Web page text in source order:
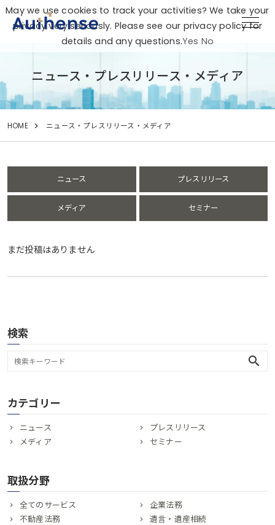
ニュース・プレスリリース・メディア
HOME ニュース・プレスリリース・メディア
ニュース プレスリリース
メディア セミナー
まだ投稿はありません
検索
search
カテゴリー
ニュース
プレスリリース
メディア
セミナー
取扱分野
全てのサービス
企業法務
不動産法務
遺言・遺産相続
May we use cookies to track your activities? We take your
privacy very seriously. Please see our privacy policy for
details and any questions.Yes No